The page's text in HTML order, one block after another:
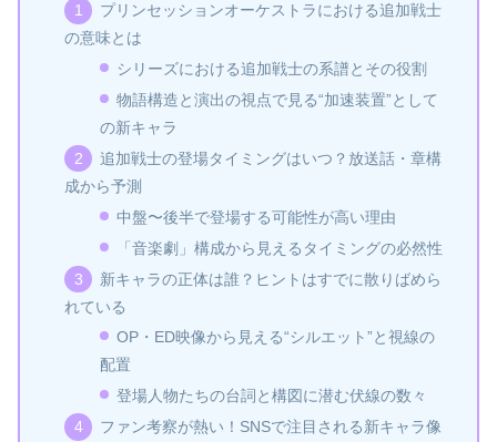
プリンセッションオーケストラにおける追加戦士
の意味とは
シリーズにおける追加戦士の系譜とその役割
物語構造と演出の視点で見る“加速装置”として
の新キャラ
追加戦士の登場タイミングはいつ？放送話・章構
成から予測
中盤〜後半で登場する可能性が高い理由
「音楽劇」構成から見えるタイミングの必然性
新キャラの正体は誰？ヒントはすでに散りばめら
れている
OP・ED映像から見える“シルエット”と視線の
配置
登場人物たちの台詞と構図に潜む伏線の数々
ファン考察が熱い！SNSで注目される新キャラ像